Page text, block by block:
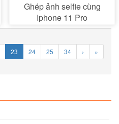
Ghép ảnh selfie cùng
Iphone 11 Pro
23 24 25 34 › »